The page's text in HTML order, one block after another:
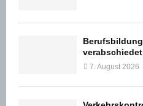
7. August 2026